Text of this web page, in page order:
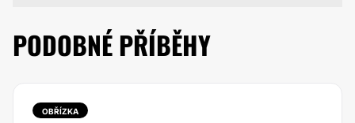
PODOBNÉ PŘÍBĚHY
OBŘÍZKA